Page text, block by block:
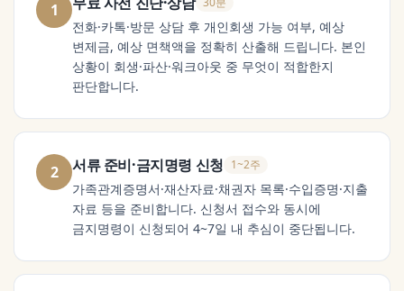
1
전화·카톡·방문 상담 후 개인회생 가능 여부, 예상
변제금, 예상 면책액을 정확히 산출해 드립니다. 본인
상황이 회생·파산·워크아웃 중 무엇이 적합한지
판단합니다.
2 서류 준비·금지명령 신청 1~2주
가족관계증명서·재산자료·채권자 목록·수입증명·지출
자료 등을 준비합니다. 신청서 접수와 동시에
금지명령이 신청되어 4~7일 내 추심이 중단됩니다.